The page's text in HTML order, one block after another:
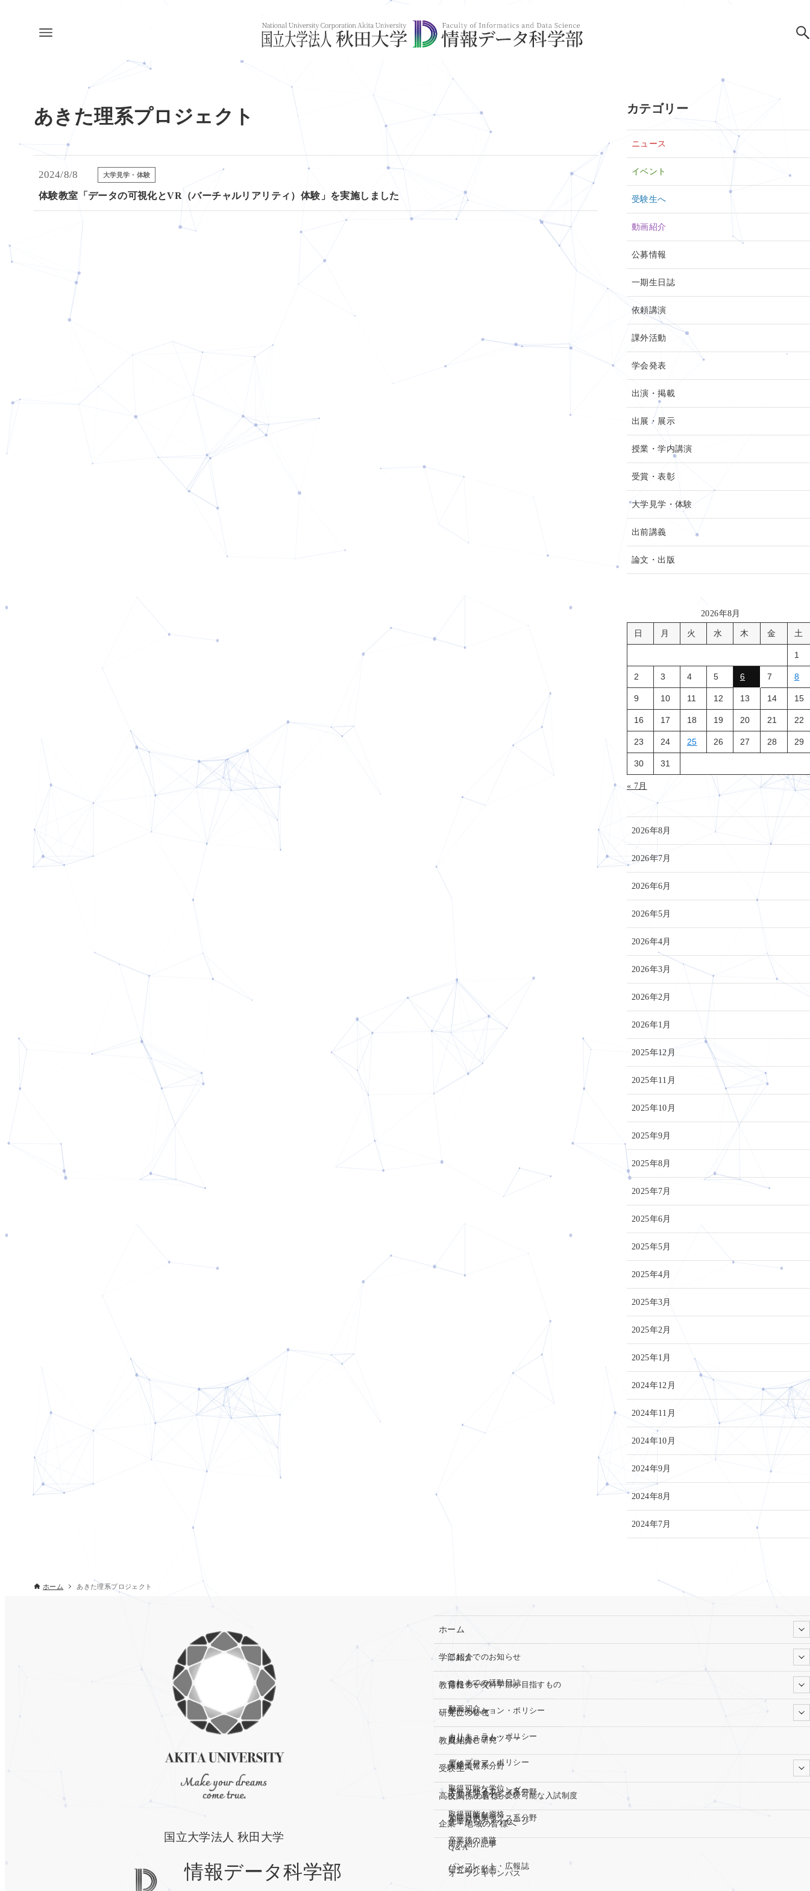
あきた理系プロジェクト
2024/8/8 大学見学・体験
体験教室「データの可視化とVR（バーチャルリアリティ）体験」を実施しました
カテゴリー
ニュース
イベント
受験生へ
動画紹介
公募情報
一期生日誌
依頼講演
課外活動
学会発表
出演・掲載
出展・展示
授業・学内講演
受賞・表彰
大学見学・体験
出前講義
論文・出版
2026年8月
日 月 火 水 木 金 土
1
2 3 4 5 6 7 8
9 10 11 12 13 14 15
16 17 18 19 20 21 22
23 24 25 26 27 28 29
30 31
« 7月
2026年8月
2026年7月
2026年6月
2026年5月
2026年4月
2026年3月
2026年2月
2026年1月
2025年12月
2025年11月
2025年10月
2025年9月
2025年8月
2025年7月
2025年6月
2025年5月
2025年4月
2025年3月
2025年2月
2025年1月
2024年12月
2024年11月
2024年10月
2024年9月
2024年8月
2024年7月
ホーム あきた理系プロジェクト
国立大学法人 秋田大学
情報データ科学部
ホーム
これまでのお知らせ
これまでの活動日誌
動画紹介
学部紹介
情報データ科学部が目指すもの
アドミッション・ポリシー
カリキュラム・ポリシー
ディプロマ・ポリシー
取得可能な学位
取得可能な資格
卒業後の進路
パンフレット・広報誌
教育について
学びの特色
カリキュラムツリー
履修モデル
キャンパスカレンダー
ミニ講義動画
研究について
取り組む研究
人間情報系分野
データサイエンス系分野
知能ロボティクス系分野
研究紹介記事
研究紹介動画
教員紹介
受験生へ
文系・理系でも受験可能な入試制度
先輩からのメッセージ
Q＆A
オープンキャンパス
高校関係の皆様へ
企業・地域の皆様へ